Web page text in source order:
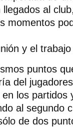
al
momentos
y el
puntos
del
los partidos
al segundo
de dos